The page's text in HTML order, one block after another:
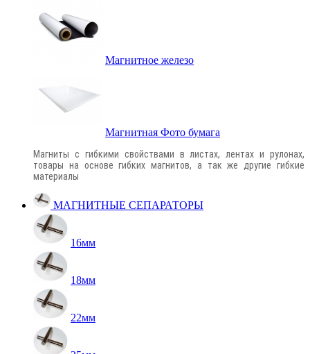
Магнитное железо
Магнитная Фото бумага
Магниты с гибкими свойствами в листах, лентах и рулонах,
товары на основе гибких магнитов, а так же другие гибкие
материалы
МАГНИТНЫЕ СЕПАРАТОРЫ
16мм
18мм
22мм